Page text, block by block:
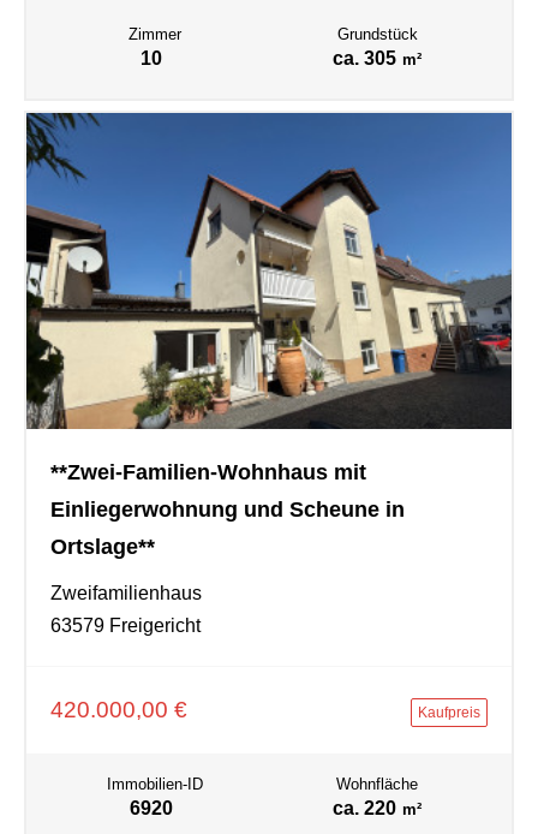
Zimmer
10
Grundstück
ca. 305 m²
**Zwei-Familien-Wohnhaus mit
Einliegerwohnung und Scheune in
Ortslage**
Zweifamilienhaus
63579 Freigericht
420.000,00 € Kaufpreis
Immobilien-ID
6920
Wohnfläche
ca. 220 m²